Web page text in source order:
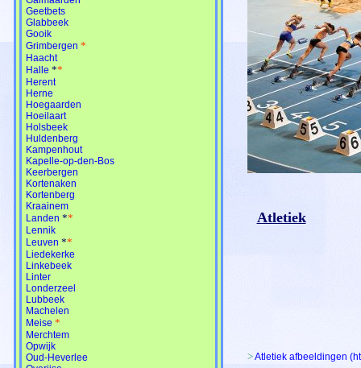
Geetbets
Glabbeek
Gooik
Grimbergen *
Haacht
Halle **
Herent
Herne
Hoegaarden
Hoeilaart
Holsbeek
Huldenberg
Kampenhout
Kapelle-op-den-Bos
Keerbergen
Kortenaken
Kortenberg
Kraainem
Landen **
Lennik
Leuven **
Liedekerke
Linkebeek
Linter
Londerzeel
Lubbeek
Machelen
Meise *
Merchtem
Opwijk
Oud-Heverlee
Atletiek
>Atletiek afbeeldingen